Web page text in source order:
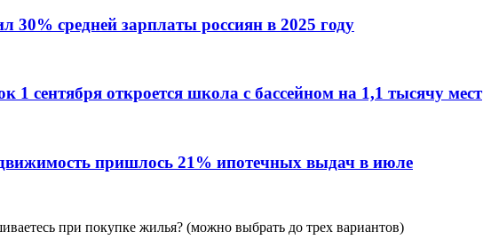
30% средней зарплаты россиян в 2025 году
сентября откроется школа с бассейном на 1,1 тысячу мест
пришлось 21% ипотечных выдач в июле
при покупке жилья? (можно выбрать до трех вариантов)